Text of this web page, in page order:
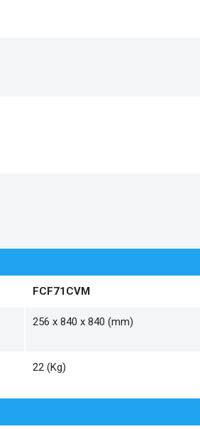
FCF71CVM
256 x 840 x 840 (mm)
22 (Kg)